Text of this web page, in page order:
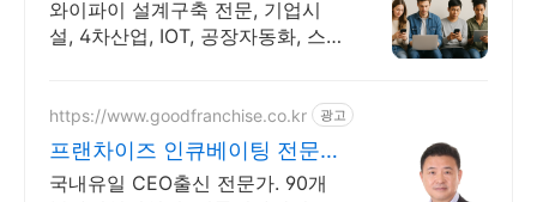
문설치
와이파이 설계구축 전문, 기업시
설, 4차산업, IOT, 공장자동화, 스
을 가진 전문성있는 기업
https://www.goodfranchise.co.kr 광고
프랜차이즈 인큐베이팅 전문은
유재은프랜차이즈연구소
국내유일 CEO출신 전문가. 90개